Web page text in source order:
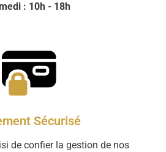
: 10h - 18h
Sécurisé
de confier la gestion de nos